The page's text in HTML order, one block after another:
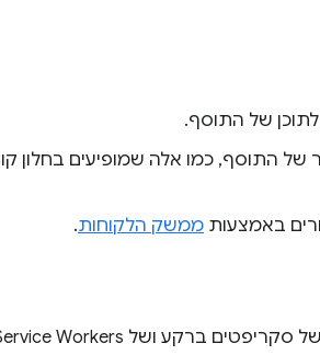
של התוסף.
של התוסף, כמו אלה שמופיעים בחלון
באמצעות ממשק הלקוחות.